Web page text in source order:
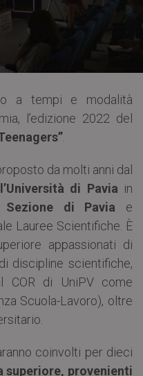
a tempi e modalità
l’edizione 2022 del
da molti anni dal
di Pavia in
Sezione di Pavia e
Lauree Scientifiche. È
appassionati di
discipline scientifiche,
COR di UniPV come
Scuola-Lavoro), oltre
coinvolti per dieci
superiore, provenienti